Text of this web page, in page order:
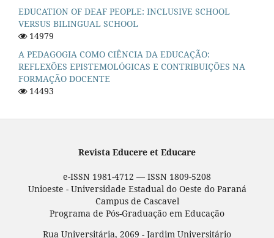
EDUCATION OF DEAF PEOPLE: INCLUSIVE SCHOOL
VERSUS BILINGUAL SCHOOL
14979
A PEDAGOGIA COMO CIÊNCIA DA EDUCAÇÃO:
REFLEXÕES EPISTEMOLÓGICAS E CONTRIBUIÇÕES NA
FORMAÇÃO DOCENTE
14493
Revista Educere et Educare
e-ISSN 1981-4712 — ISSN 1809-5208
Unioeste - Universidade Estadual do Oeste do Paraná
Campus de Cascavel
Programa de Pós-Graduação em Educação
Rua Universitária, 2069 - Jardim Universitário